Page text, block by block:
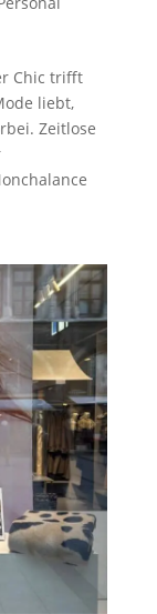
Chic trifft
liebt,
Zeitlose